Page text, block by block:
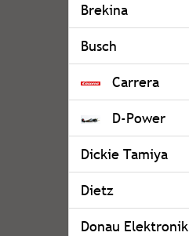
Brekina
Busch
Carrera
D-Power
Dickie Tamiya
Dietz
Donau Elektronik